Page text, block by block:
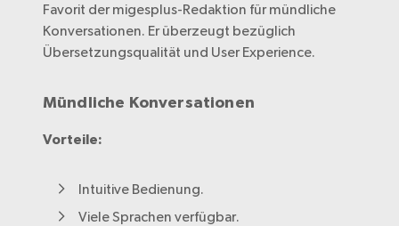
Favorit der migesplus-Redaktion für mündliche
Konversationen. Er überzeugt bezüglich
Übersetzungsqualität und User Experience.
Mündliche Konversationen
Vorteile:
Intuitive Bedienung.
Viele Sprachen verfügbar.